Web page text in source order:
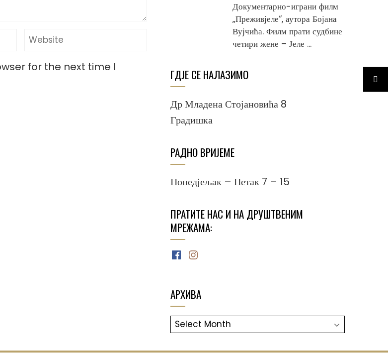
for the next time I
Документарно-играни филм
„Преживјеле“, аутора Бојана
Вујчића. Филм прати судбине
четири жене – Јеле ...
ГДЈЕ СЕ НАЛАЗИМО
Др Младена Стојановића 8
Градишка
РАДНО ВРИЈЕМЕ
Понедјељак – Петак 7 – 15
ПРАТИТЕ НАС И НА ДРУШТВЕНИМ
МРЕЖАМА:
Facebook
Instagram
АРХИВА
АРХИВА